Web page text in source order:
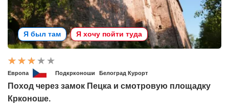
Я был там Я хочу пойти туда
Европа Подкрконоши Белоград Курорт
Поход через замок Пецка и смотровую площадку
Крконоше.